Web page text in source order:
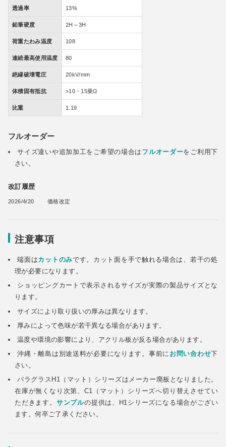
透過率 13%
鉛筆硬度 2H～3H
荷重たわみ温度 108
連続最高使用温度 80
絶縁破壊電圧 20kV/mm
体積固有抵抗 >10・15乗Ω
比重 1.19
フルオーダー
サイズ違いや追加加工をご希望の場合は フルオーダーをご利用下
さい。
改訂履歴
2026/4/20 価格改定
注意事項
端面はカットのみです。カット面を手で触れる場合は、若干の処
理が必要になります。
ショッピングカートで表示されるサイズが実際の製品サイズとな
ります。
サイズにより取り扱いの厚みは異なります。
厚みによって色味が若干異なる場合があります。
温度や環境の影響により、アクリル板が反る場合があります。
沖縄・離島は別途送料が必要になります。事前に お問い合わせ下
さい。
パラグラスH1（マット）シリーズはメーカー廃板となりました。
在庫が無くなり次第、C1（マット）シリーズへ切り替えさせてい
ただきます。 サンプルの提供は、H1シリーズになる場合がござい
ます。何卒ご了承ください。